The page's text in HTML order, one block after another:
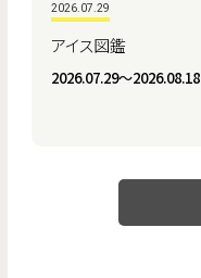
2026.07.29
アイス図鑑
2026.07.29〜2026.08.18